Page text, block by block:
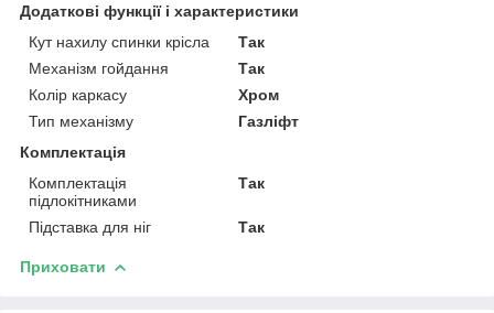
Додаткові функції і характеристики
Кут нахилу спинки крісла
Так
Механізм гойдання
Так
Колір каркасу
Хром
Тип механізму
Газліфт
Комплектація
Комплектація
підлокітниками
Так
Підставка для ніг Так
Приховати